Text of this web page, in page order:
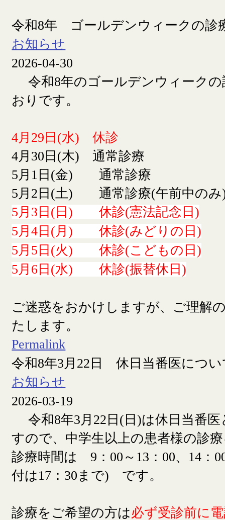
令和8年 ゴールデンウィークの診
お知らせ
2026-04-30
令和8年のゴールデンウィークの
おりです。
4月29日(水) 休診
4月30日(木) 通常診療
5月1日(金) 通常診療
5月2日(土) 通常診療(午前中のみ
5月3日(日) 休診(憲法記念日)
5月4日(月) 休診(みどりの日)
5月5日(火) 休診(こどもの日)
5月6日(水) 休診(振替休日)
ご迷惑をおかけしますが、ご理解
たします。
Permalink
令和8年3月22日 休日当番医につい
お知らせ
2026-03-19
令和8年3月22日(日)は休日当番
すので、中学生以上の患者様の診
診療時間は 9：00～13：00、14：
付は17：30まで) です。
診療をご希望の方は必ず受診前に